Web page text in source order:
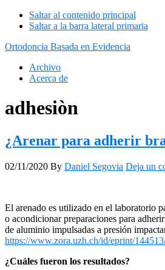
Saltar al contenido principal
Saltar a la barra lateral primaria
Ortodoncia Basada en Evidencia
Archivo
Acerca de
adhesiòn
¿Arenar para adherir
02/11/2020 By Daniel Segovia Deja un
El arenado es utilizado en el laboratorio
o acondicionar preparaciones para
de aluminio impulsadas a presión
https://www.zora.uzh.ch/id/eprint/
¿Cuáles fueron los resultados?